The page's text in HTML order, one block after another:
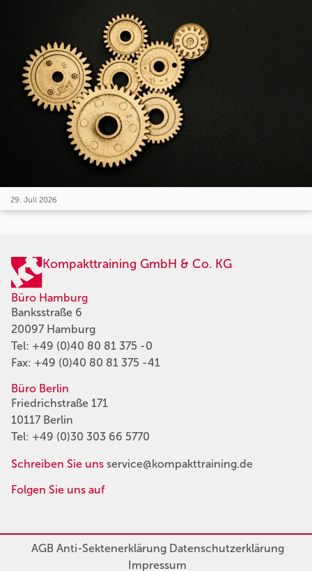
29. Juli 2026
Kompakttraining GmbH & Co. KG
Büro Hamburg
Banksstraße 6
20097 Hamburg
Tel: +49 (0)40 80 81 375 -0
Fax: +49 (0)40 80 81 375 -41
Büro Berlin
Friedrichstraße 171
10117 Berlin
Tel: +49 (0)30 303 66 5770
Schreiben Sie uns service@kompakttraining.de
Folgen Sie uns auf
AGBAnti-SektenerklärungDatenschutzerklärung
Impressum